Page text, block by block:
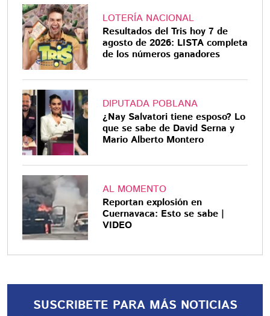
LOTERÍA NACIONAL
Resultados del Tris hoy 7 de
agosto de 2026: LISTA completa
de los números ganadores
DIPUTADA POBLANA
¿Nay Salvatori tiene esposo? Lo
que se sabe de David Serna y
Mario Alberto Montero
AL MOMENTO
Reportan explosión en
Cuernavaca: Esto se sabe |
VIDEO
SUSCRIBETE PARA MÁS NOTICIAS